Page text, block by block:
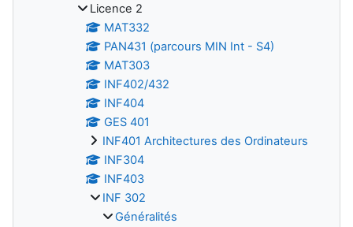
Licence 2
MAT332
PAN431 (parcours MIN Int - S4)
MAT303
INF402/432
INF404
GES 401
INF401 Architectures des Ordinateurs
INF304
INF403
INF 302
Généralités